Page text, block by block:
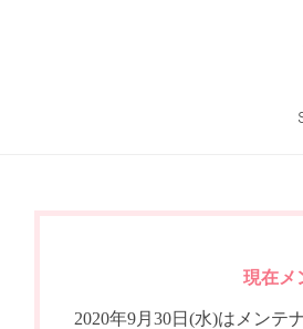
現在メ
2020年9月30日(水)はメンテ